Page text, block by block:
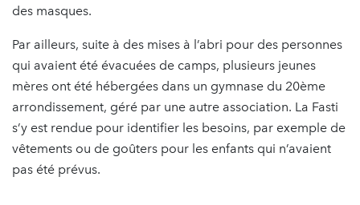
des masques.
Par ailleurs, suite à des mises à l’abri pour des personnes
qui avaient été évacuées de camps, plusieurs jeunes
mères ont été hébergées dans un gymnase du 20ème
arrondissement, géré par une autre association. La Fasti
s’y est rendue pour identifier les besoins, par exemple de
vêtements ou de goûters pour les enfants qui n’avaient
pas été prévus.